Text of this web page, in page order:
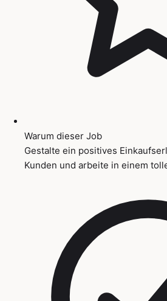
Warum dieser Job
Gestalte ein positives
Kunden und arbeite in einem